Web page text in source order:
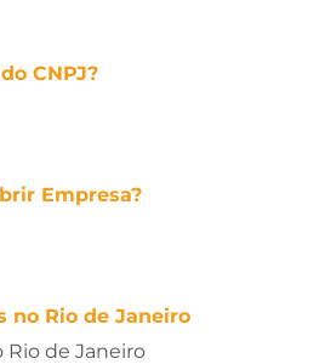
CNPJ?
Empresa?
no Rio de Janeiro
de Janeiro